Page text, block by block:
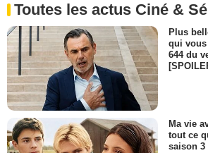
Toutes les actus Ciné &
Plus
qui
644 du
Ma vie
tout ce
saison 3